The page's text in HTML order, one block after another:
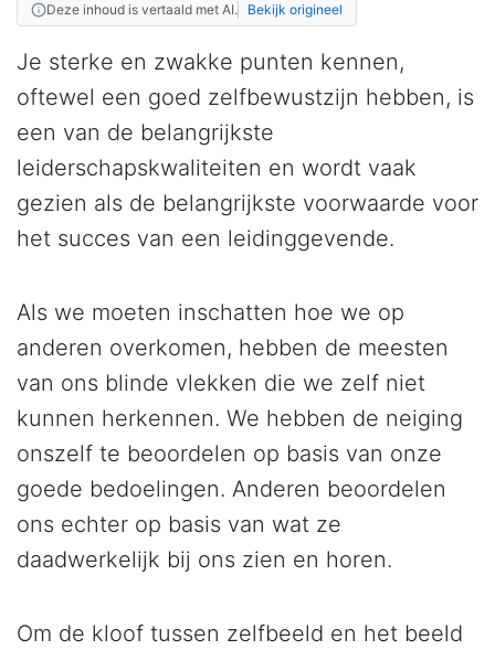
Deze inhoud is vertaald met AI. Bekijk origineel
Je sterke en zwakke punten kennen,
oftewel een goed zelfbewustzijn hebben, is
een van de belangrijkste
leiderschapskwaliteiten en wordt vaak
gezien als de belangrijkste voorwaarde voor
het succes van een leidinggevende.
Als we moeten inschatten hoe we op
anderen overkomen, hebben de meesten
van ons blinde vlekken die we zelf niet
kunnen herkennen. We hebben de neiging
onszelf te beoordelen op basis van onze
goede bedoelingen. Anderen beoordelen
ons echter op basis van wat ze
daadwerkelijk bij ons zien en horen.
Om de kloof tussen zelfbeeld en het beeld